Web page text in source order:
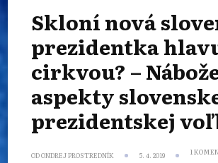
Skloní nová
prezidentka
cirkvou? –
aspekty
prezidentskej
ODONDREJ PROSTREDNÍK 5. 4. 2019 1